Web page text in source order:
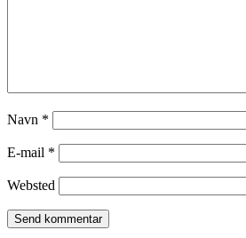
Navn *
E-mail *
Websted